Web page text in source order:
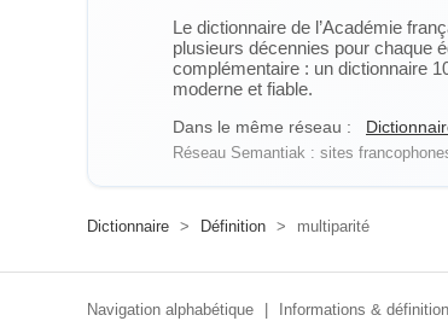
Le dictionnaire de l’Académie
plusieurs décennies pour chaque
complémentaire : un dictionnaire
moderne et fiable.
Dans le même réseau :
Réseau Semantiak : sites
Dictionnaire > Définition > multiparité
Navigation alphabétique Informations &